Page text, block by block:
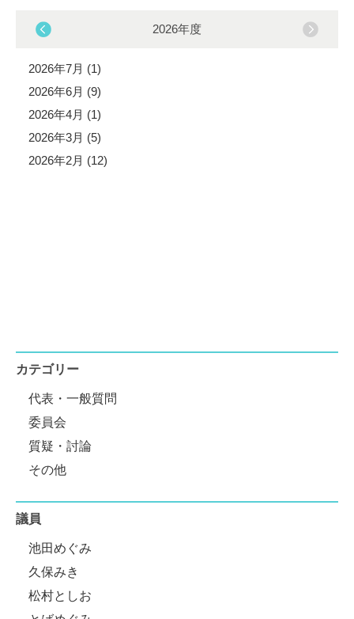
2026年度
2026年7月 (1)
2026年6月 (9)
2026年4月 (1)
2026年3月 (5)
2026年2月 (12)
カテゴリー
代表・一般質問
委員会
質疑・討論
その他
議員
池田めぐみ
久保みき
松村としお